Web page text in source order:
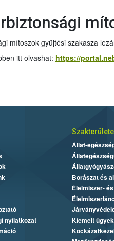
mítoszok gyűjtési szakasza
itt olvashat: https://
nyilatkozat
Állat-
Borászat és
Élelmiszer-
Kiemelt